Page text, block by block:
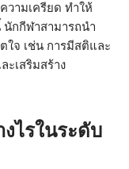
วามเครียด ทำให้
กกีฬาสามารถนำ
ใจ เช่น การมีสติและ
ะเสริมสร้าง
ไรในระดับ